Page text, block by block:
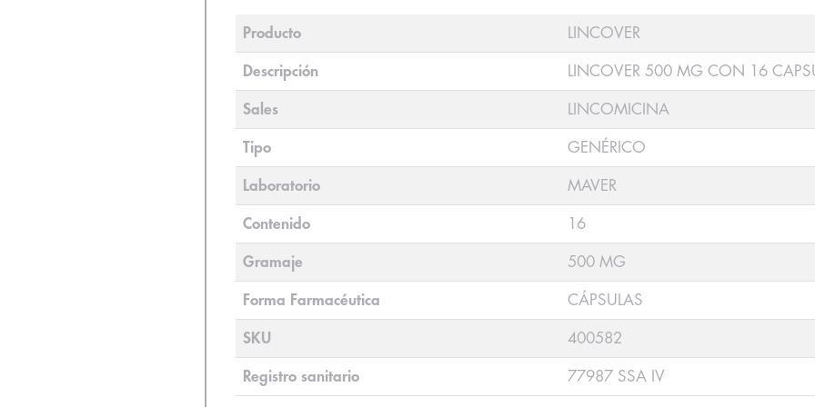
Producto LINCOVER
Descripción LINCOVER 500 MG CON 16
Sales LINCOMICINA
Tipo GENÉRICO
Laboratorio MAVER
Contenido 16
Gramaje 500 MG
Forma Farmacéutica CÁPSULAS
SKU 400582
Registro sanitario 77987 SSA IV